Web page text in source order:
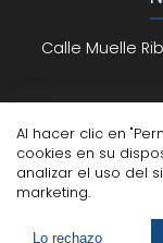
Calle Muelle
Todos los
Al hacer clic en
cookies en su
analizar el uso del
marketing.
Lo rechazo